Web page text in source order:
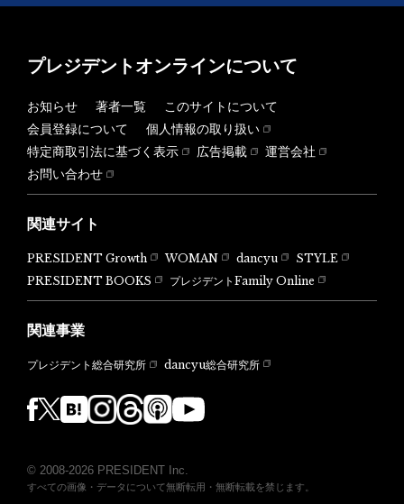
プレジデントオンラインについて
お知らせ 著者一覧
このサイトについて
会員登録について
個人情報の取り扱い
特定商取引法に基づく表示
広告掲載
運営会社
お問い合わせ
関連サイト
PRESIDENT Growth WOMAN dancyu
STYLE
PRESIDENT BOOKS
プレジデントFamily Online
関連事業
プレジデント総合研究所 dancyu総合研究所
© 2008-2026 PRESIDENT Inc.
すべての画像・データについて無断転用・無断転載を禁じます。